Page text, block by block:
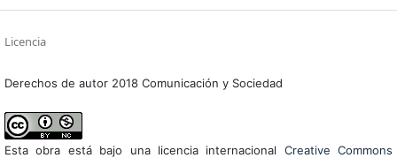
Licencia
Derechos de autor 2018 Comunicación y Sociedad
Esta obra está bajo una licencia internacional Creative Commons